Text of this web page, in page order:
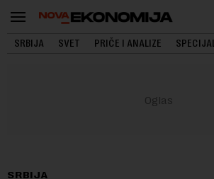
SRBIJA SVET PRIČE I ANALIZE
SRBIJA